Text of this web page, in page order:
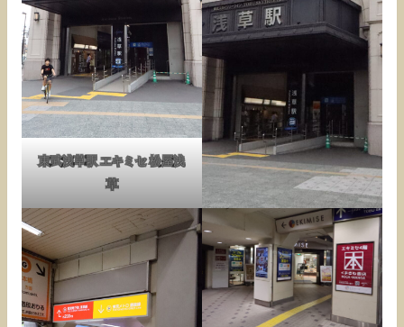
東武浅草駅 エキミセ 松屋浅
草